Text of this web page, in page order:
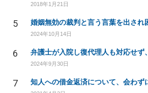
2018年1月21日
5 婚姻無効の裁判と言う言葉を出され
2024年10月14日
6
2024年9月30日
7 知人への借金返済について、会わず